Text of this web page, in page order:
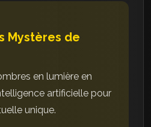
Mystères de
en lumière en
artificielle pour
unique.